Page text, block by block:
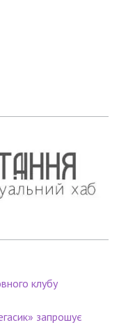
клубу
запрошує